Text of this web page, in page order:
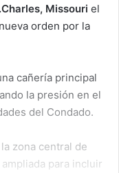
Missouri el
orden por la
cañería principal
la presión en el
del Condado.
zona central de
para incluir